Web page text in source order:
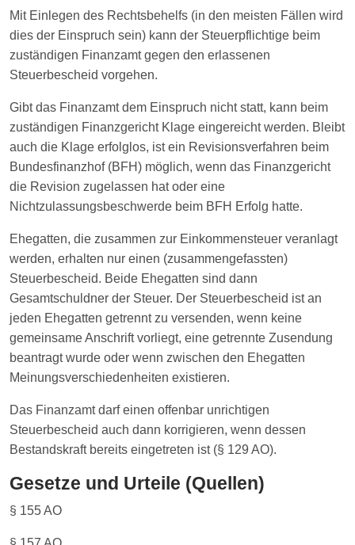
Mit Einlegen des Rechtsbehelfs (in den meisten Fällen wird
dies der Einspruch sein) kann der Steuerpflichtige beim
zuständigen Finanzamt gegen den erlassenen
Steuerbescheid vorgehen.
Gibt das Finanzamt dem Einspruch nicht statt, kann beim
zuständigen Finanzgericht Klage eingereicht werden. Bleibt
auch die Klage erfolglos, ist ein Revisionsverfahren beim
Bundesfinanzhof (BFH) möglich, wenn das Finanzgericht
die Revision zugelassen hat oder eine
Nichtzulassungsbeschwerde beim BFH Erfolg hatte.
Ehegatten, die zusammen zur Einkommensteuer veranlagt
werden, erhalten nur einen (zusammengefassten)
Steuerbescheid. Beide Ehegatten sind dann
Gesamtschuldner der Steuer. Der Steuerbescheid ist an
jeden Ehegatten getrennt zu versenden, wenn keine
gemeinsame Anschrift vorliegt, eine getrennte Zusendung
beantragt wurde oder wenn zwischen den Ehegatten
Meinungsverschiedenheiten existieren.
Das Finanzamt darf einen offenbar unrichtigen
Steuerbescheid auch dann korrigieren, wenn dessen
Bestandskraft bereits eingetreten ist (§ 129 AO).
Gesetze und Urteile (Quellen)
§ 155 AO